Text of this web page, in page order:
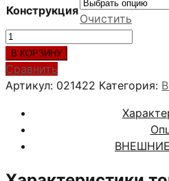
Конструкция
Очистить
Количество
товара
ОЛЬГА
ЛАРЧЕ
В КОРЗИНУ
Сравнить
Артикул: 021422 Категория: